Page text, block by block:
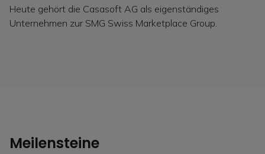
Heute gehört die Casasoft AG als eigenständiges
Unternehmen zur SMG Swiss Marketplace Group.
Meilensteine